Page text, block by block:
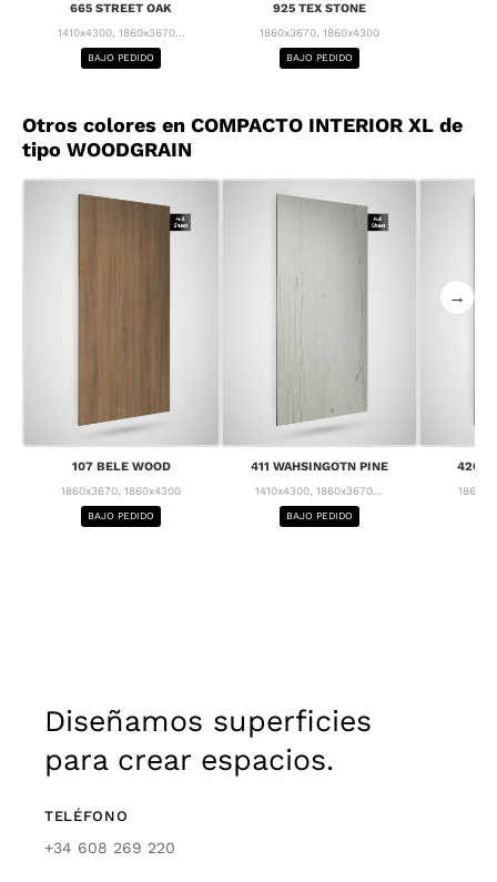
665 STREET OAK
1410x4300, 1860x3670...
BAJO PEDIDO
925 TEX STONE
1860x3670, 1860x4300
BAJO PEDIDO
Otros colores en COMPACTO INTERIOR XL de
tipo WOODGRAIN
107 BELE WOOD
1860x3670, 1860x4300
BAJO PEDIDO
411 WAHSINGOTN PINE
1410x4300, 1860x3670...
BAJO PEDIDO
426
→
Diseñamos superficies
para crear espacios.
TELÉFONO
+34 608 269 220